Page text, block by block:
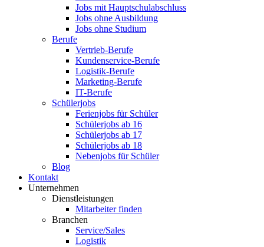
Jobs mit Hauptschulabschluss
Jobs ohne Ausbildung
Jobs ohne Studium
Berufe
Vertrieb-Berufe
Kundenservice-Berufe
Logistik-Berufe
Marketing-Berufe
IT-Berufe
Schülerjobs
Ferienjobs für Schüler
Schülerjobs ab 16
Schülerjobs ab 17
Schülerjobs ab 18
Nebenjobs für Schüler
Blog
Kontakt
Unternehmen
Dienstleistungen
Mitarbeiter finden
Branchen
Service/Sales
Logistik